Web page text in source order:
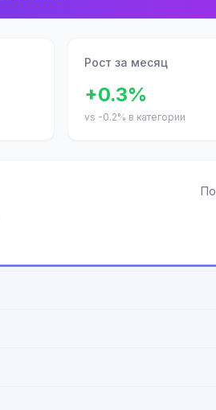
Рост за месяц
+0.3%
vs -0.2% в категории